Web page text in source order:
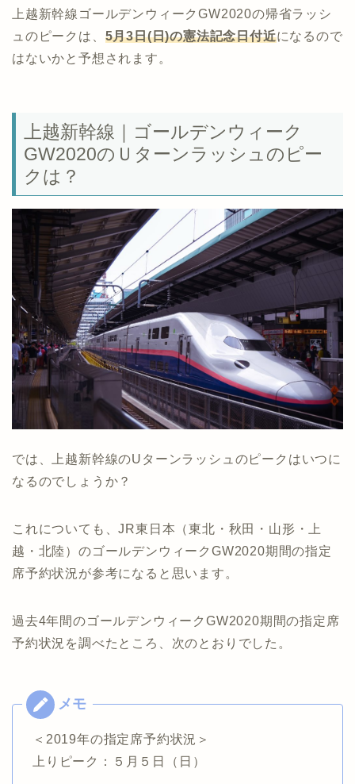
上越新幹線ゴールデンウィークGW2020の帰省ラッシ
ュのピークは、 5月3日(日)の憲法記念日付近になるので
はないかと予想されます。
上越新幹線｜ゴールデンウィーク
GW2020のＵターンラッシュのピー
クは？
では、上越新幹線のUターンラッシュのピークはいつに
なるのでしょうか？
これについても、JR東日本（東北・秋田・山形・上
越・北陸）のゴールデンウィークGW2020期間の指定
席予約状況が参考になると思います。
過去4年間のゴールデンウィークGW2020期間の指定席
予約状況を調べたところ、次のとおりでした。
＜2019年の指定席予約状況＞
上りピーク：５月５日（日）